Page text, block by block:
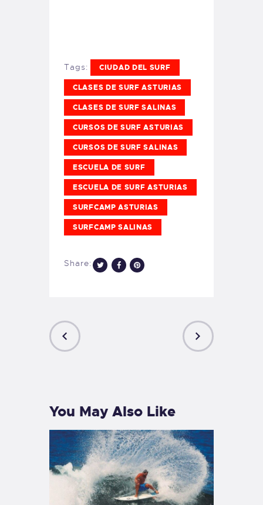
Tags: CIUDAD DEL SURF
CLASES DE SURF ASTURIAS
CLASES DE SURF SALINAS
CURSOS DE SURF ASTURIAS
CURSOS DE SURF SALINAS
ESCUELA DE SURF
ESCUELA DE SURF ASTURIAS
SURFCAMP ASTURIAS
SURFCAMP SALINAS
Share:
You May Also Like